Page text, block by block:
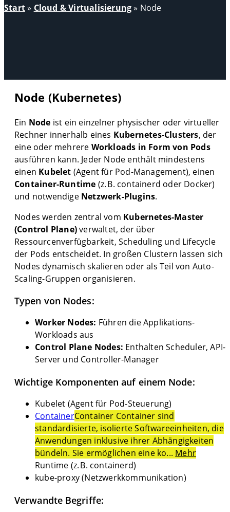
Start» Cloud & Virtualisierung» Node
Node (Kubernetes)
Ein Node ist ein einzelner physischer oder virtueller
Rechner innerhalb eines Kubernetes-Clusters, der
eine oder mehrere Workloads in Form von Pods
ausführen kann. Jeder Node enthält mindestens
einen Kubelet (Agent für Pod-Management), einen
Container-Runtime (z. B. containerd oder Docker)
und notwendige Netzwerk-Plugins.
Nodes werden zentral vom Kubernetes-Master
(Control Plane)verwaltet, der über
Ressourcenverfügbarkeit, Scheduling und Lifecycle
der Pods entscheidet. In großen Clustern lassen sich
Nodes dynamisch skalieren oder als Teil von Auto-
Scaling-Gruppen organisieren.
Typen von Nodes:
Worker Nodes: Führen die Applikations-
Workloads aus
Control Plane Nodes: Enthalten Scheduler, API-
Server und Controller-Manager
Wichtige Komponenten auf einem Node:
Kubelet (Agent für Pod-Steuerung)
ContainerContainer Container sind
standardisierte, isolierte Softwareeinheiten, die
Anwendungen inklusive ihrer Abhängigkeiten
bündeln. Sie ermöglichen eine ko... Mehr
Runtime (z. B. containerd)
kube-proxy (Netzwerkkommunikation)
Verwandte Begriffe: